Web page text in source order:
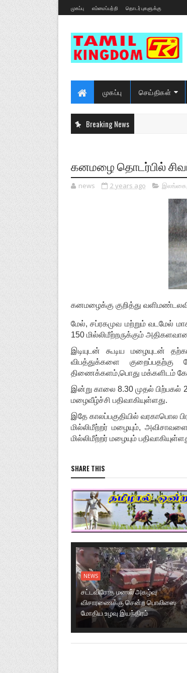
முகப்பு எம்மைப்பற்றி தொடர்புகளுக்கு
முகப்பு செய்திகள்
Breaking News
கனமழை தொடர்பில்
news 2 years ago இலங்கை
கனமழைக்கு குறித்து
மேல், சப்ரகமுவ மற்றும் வடமேல்
150 மில்லிமீற்றருக்கும்
இடியுடன் கூடிய மழையுடன்
விபத்துக்களை
திணைக்களம்,பொது மக்களிடம்
இன்று காலை 8.30 முதல் பிற்பகல்
மழைவீழ்ச்சி பதிவாகியுள்ளது.
இதே காலப்பகுதியில் வரகாபொல
மில்லிமீற்றர் மழையும், அவிசாவளை
மில்லிமீற்றர் மழையும்
SHARE THIS
NEWS
சட்டவிரோத மணல் அகழ்வு
விசாரணைக்கு சென்ற பொலிஸை
மோதிய உழவு இயந்திரம்